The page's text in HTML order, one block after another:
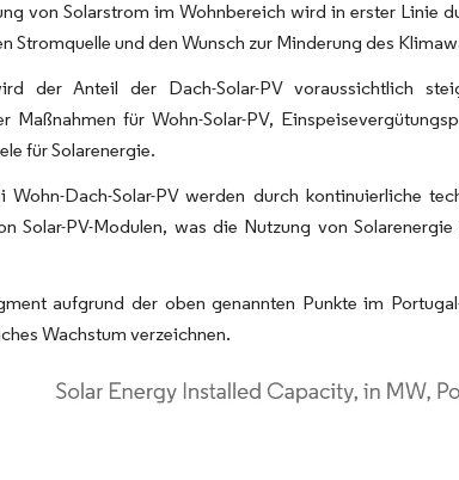
von Solarstrom im Wohnbereich wird in erster Linie
Stromquelle und den Wunsch zur Minderung des
der Anteil der Dach-Solar-PV voraussichtlich
Maßnahmen für Wohn-Solar-PV,
für Solarenergie.
Wohn-Dach-Solar-PV werden durch kontinuierliche
Solar-PV-Modulen, was die Nutzung von
aufgrund der oben genannten Punkte im
Wachstum verzeichnen.